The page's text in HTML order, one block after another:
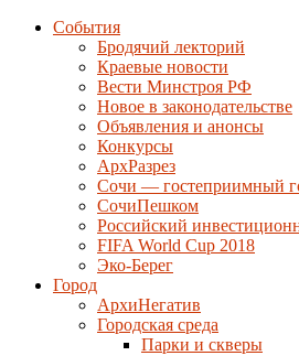
События
Бродячий лекторий
Краевые новости
Вести Минстроя РФ
Новое в законодательстве
Объявления и анонсы
Конкурсы
АрхРазрез
Сочи — гостеприимный
СочиПешком
Российский
FIFA World Cup 2018
Эко-Берег
Город
АрхиНегатив
Городская среда
Парки и скверы